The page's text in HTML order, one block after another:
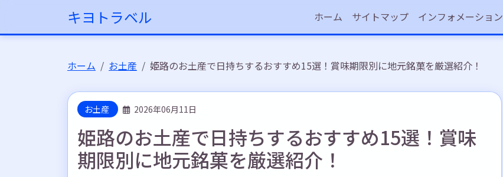
キヨトラベル ホーム サイトマップ インフォメーション
ホーム お土産 姫路のお土産で日持ちするおすすめ15選！賞味期限別に地元銘菓を厳選紹介！
お土産 2026年06月11日
姫路のお土産で日持ちするおすすめ15選！賞味
期限別に地元銘菓を厳選紹介！